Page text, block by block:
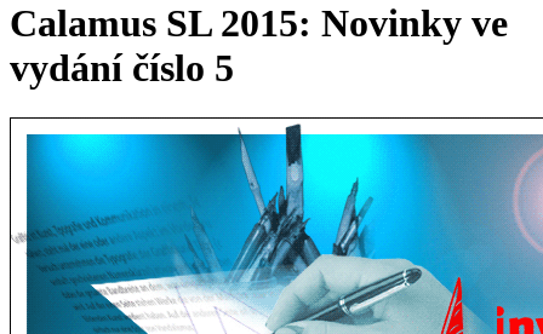
Calamus SL 2015: Novinky ve
vydání číslo 5